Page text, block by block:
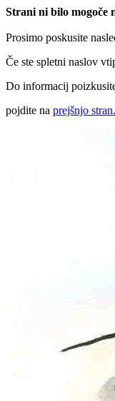
Strani ni bilo mogoče
Prosimo poskusite
Če ste spletni naslov
Do informacij
pojdite na prejšnjo stran.